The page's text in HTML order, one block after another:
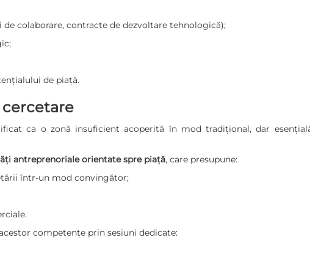
colaborare, contracte de dezvoltare tehnologică);
de piață.
ca o zonă insuficient acoperită în mod tradițional, dar
antreprenoriale orientate spre piață, care presupune:
într-un mod convingător;
competențe prin sesiuni dedicate: